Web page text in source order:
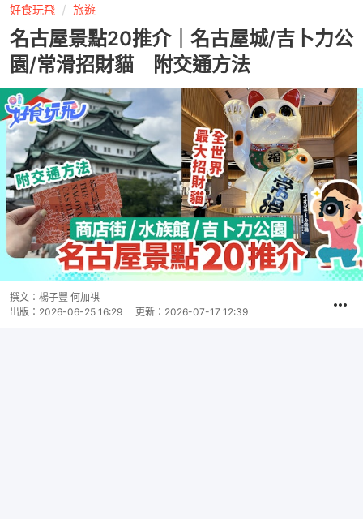
好食玩飛 旅遊
名古屋景點20推介｜名古屋城/吉卜力公
園/常滑招財貓 附交通方法
撰文： 楊子豐 何加祺
出版： 2026-06-25 16:29 更新： 2026-07-17 12:39